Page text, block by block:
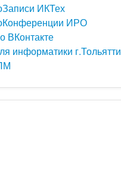
ИКТех
ИРО
ВКонтакте
информатики г.Тольятти